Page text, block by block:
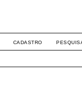
CADASTRO